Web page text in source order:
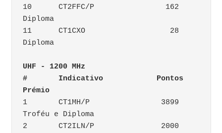
10	CT2FFC/P		162
Diploma
11	CT1CXO		         28
Diploma
#	Indicativo	      Pontos
Prémio
1	CT1MH/P		       3899
Troféu e Diploma
2	CT2ILN/P	       2000